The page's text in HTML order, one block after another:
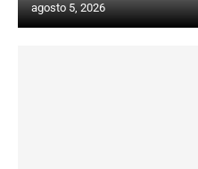
agosto 5, 2026